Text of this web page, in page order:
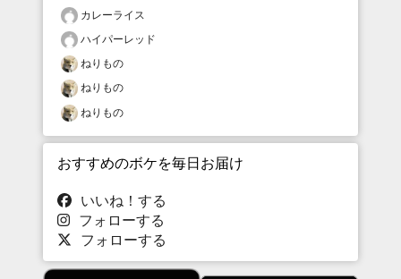
カレーライス
ハイパーレッド
ねりもの
ねりもの
ねりもの
おすすめのボケを毎日お届け
いいね！する
フォローする
フォローする